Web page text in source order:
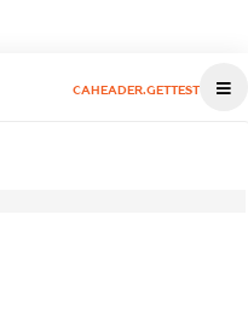
CAHEADER.GETTEST